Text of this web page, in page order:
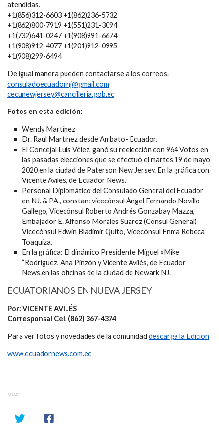
atendidas.
+1(856)312-6603 +1(862)236-5732
+1(862)800-7919 +1(551)231-3094
+1(732)641-0247 +1(908)991-6674
+1(908)912-4077 +1(201)912-0995
+1(908)299-6494
De igual manera pueden contactarse a los correos.
consuladoecuadornj@gmail.com
cecunewjersey@cancilleria.gob.ec
Fotos en esta edición:
Wendy Martínez
Dr. Raúl Martínez desde Ambato- Ecuador.
El Concejal Luis Vélez, ganó su reelección con 964 Votos en
las pasadas elecciones que se efectuó el martes 19 de mayo
2020 en la ciudad de Paterson New Jersey. En la gráfica con
Vicente Avilés, de Ecuador News.
Personal Diplomático del Consulado General del Ecuador
en NJ. & PA., constan: vicecónsul Ángel Fernando Novillo
Gallego, Vicecónsul Roberto Andrés Gonzabay Mazza,
Embajador E. Alfonso Morales Suarez (Cónsul General)
Vicecónsul Edwin Bladimir Quito, Vicecónsul Enma Rebeca
Toaquiza.
En la gráfica: El dinámico Presidente Miguel «Mike
“Rodríguez, Ana Pinzón y Vicente Avilés, de Ecuador
News.en las oficinas de la ciudad de Newark NJ.
ECUATORIANOS EN NUEVA JERSEY
Por: VICENTE AVILÉS
Corresponsal Cel. (862) 367-4374
Para ver fotos y novedades de la comunidad descarga la Edición
www.ecuadornews.com.ec
SHARE